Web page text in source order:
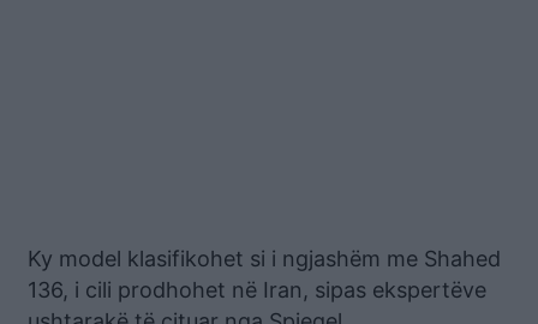
Ky model klasifikohet si i ngjashëm me Shahed
136, i cili prodhohet në Iran, sipas ekspertëve